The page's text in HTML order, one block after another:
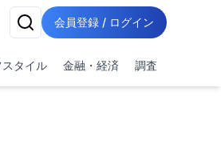
会員登録 / ログイン
タイル 金融・経済 調査